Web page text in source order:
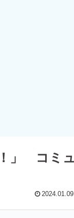
」 コミュ
2024.01.09